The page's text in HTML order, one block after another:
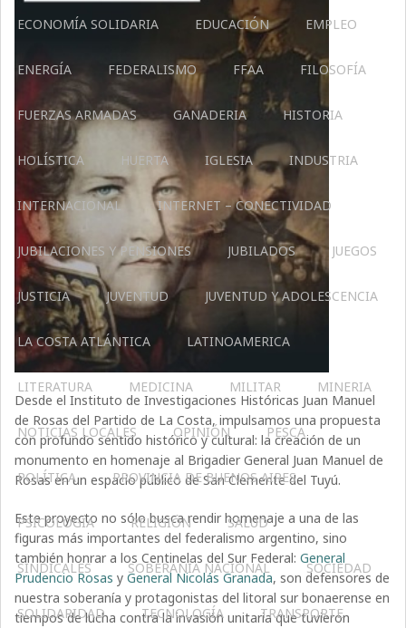
ECONOMÍA SOLIDARIA EDUCACIÓN EMPLEO
ENERGÍA FEDERALISMO FFAA FILOSOFÍA
FUERZAS ARMADAS GANADERIA HISTORIA
HOLÍSTICA HUERTA IGLESIA INDUSTRIA
INTERNACIONAL INTERNET – CONECTIVIDAD
JUBILACIONES Y PENSIONES JUBILADOS JUEGOS
JUSTICIA JUVENTUD JUVENTUD Y ADOLESCENCIA
LA COSTA ATLÁNTICA LATINOAMERICA
LITERATURA MEDICINA MILITAR MINERIA
NOTICIAS LOCALES OPINIÓN PESCA
POLÍTICA PROVINCIA DE BUENOS AIRES
PSICOLOGÍA RELIGIÓN SALUD
SINDICALES SOBERANÍA NACIONAL SOCIEDAD
SOLIDARIDAD TECNOLOGÍA TRANSPORTE
Desde el Instituto de Investigaciones Históricas Juan Manuel
de Rosas del Partido de La Costa, impulsamos una propuesta
con profundo sentido histórico y cultural: la creación de un
monumento en homenaje al Brigadier General Juan Manuel de
Rosas en un espacio público de San Clemente del Tuyú.
Este proyecto no sólo busca rendir homenaje a una de las
figuras más importantes del federalismo argentino, sino
también honrar a los Centinelas del Sur Federal:General
Prudencio Rosas yGeneral Nicolás Granada, son defensores de
nuestra soberanía y protagonistas del litoral sur bonaerense en
tiempos de lucha contra la invasión unitaria que tuvieron